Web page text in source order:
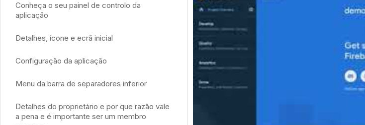
Conheça o seu painel de controlo da
aplicação
Detalhes, ícone e ecrã inicial
Configuração da aplicação
Menu da barra de separadores inferior
Detalhes do proprietário e por que razão vale
a pena e é importante ser um membro